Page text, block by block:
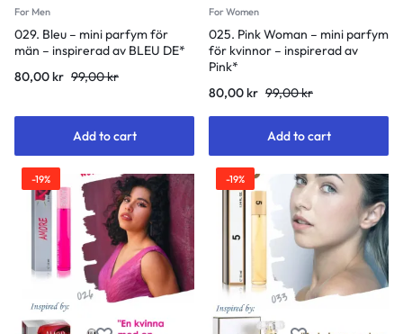
For Men
029. Bleu – mini parfym för
män – inspirerad av BLEU DE*
80,00kr 99,00kr
Add to cart
For Women
025. Pink Woman – mini parfym
för kvinnor – inspirerad av
Pink*
80,00kr 99,00kr
Add to cart
-19% -19%